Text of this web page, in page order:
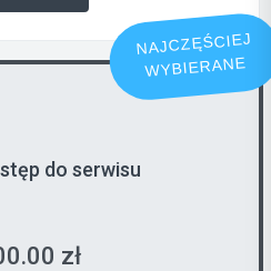
NAJCZĘŚCIEJ
WYBIERANE
do serwisu
zł